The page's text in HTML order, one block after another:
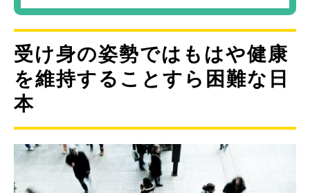
受け身の姿勢ではもはや健康
を維持することすら困難な日
本